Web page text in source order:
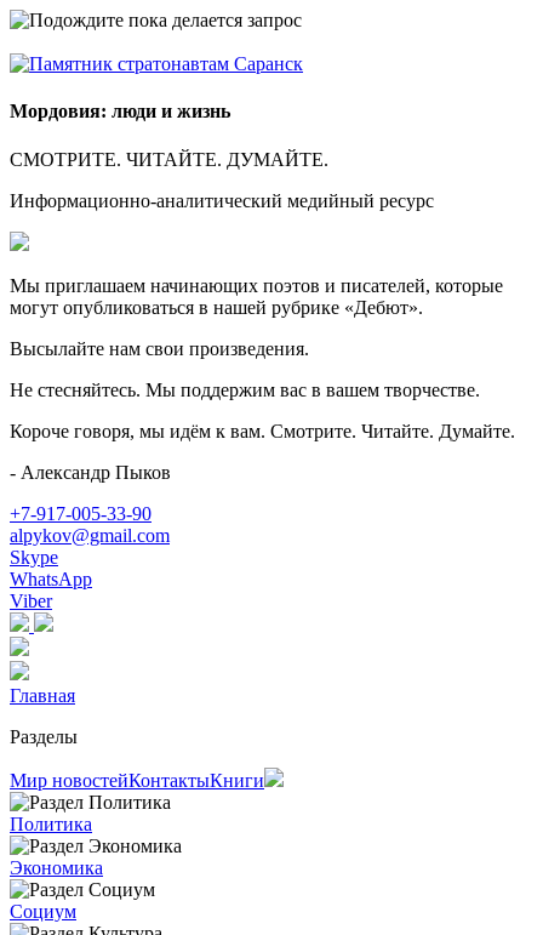
Мордовия: люди и жизнь
СМОТРИТЕ. ЧИТАЙТЕ. ДУМАЙТЕ.
Информационно-аналитический медийный ресурс
Мы приглашаем начинающих поэтов и писателей, которые
могут опубликоваться в нашей рубрике «Дебют».
Высылайте нам свои произведения.
Не стесняйтесь. Мы поддержим вас в вашем творчестве.
Короче говоря, мы идём к вам. Смотрите. Читайте. Думайте.
- Александр Пыков
+7-917-005-33-90
alpykov@gmail.com
Skype
WhatsApp
Viber
Главная
Разделы
Мир новостейКонтактыКниги
Политика
Экономика
Социум